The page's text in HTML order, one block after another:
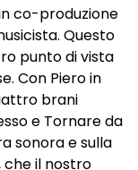
co-produzione
Questo
punto di vista
Con Piero in
brani
e Tornare da
sonora e sulla
che il nostro